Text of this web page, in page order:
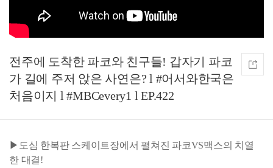
전주에 도착한 파코와 친구들! 갑자기 파코
가 길에 주저 앉은 사연은? l #어서와한국은
처음이지 l #MBCevery1 l EP.422
▶도심 한복판 스케이트장에서 펼쳐진 파코VS맥스의 치열
한 대결!